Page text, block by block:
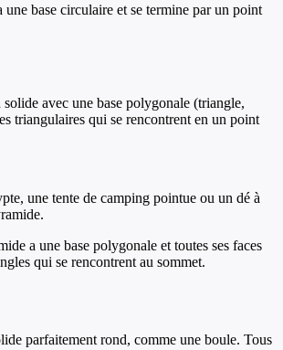
une base circulaire et se termine par un point
avec une base polygonale (triangle,
triangulaires qui se rencontrent en un point
une tente de camping pointue ou un dé à
a une base polygonale et toutes ses faces
qui se rencontrent au sommet.
parfaitement rond, comme une boule. Tous